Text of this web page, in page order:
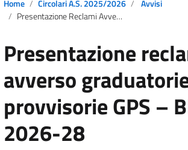
Home Circolari A.S. 2025/2026
Avvisi
Presentazione Reclami Avverso Graduatorie Provvisorie GPS – Biennio 2026-28
Presentazione
avverso
provvisorie GPS –
2026-28